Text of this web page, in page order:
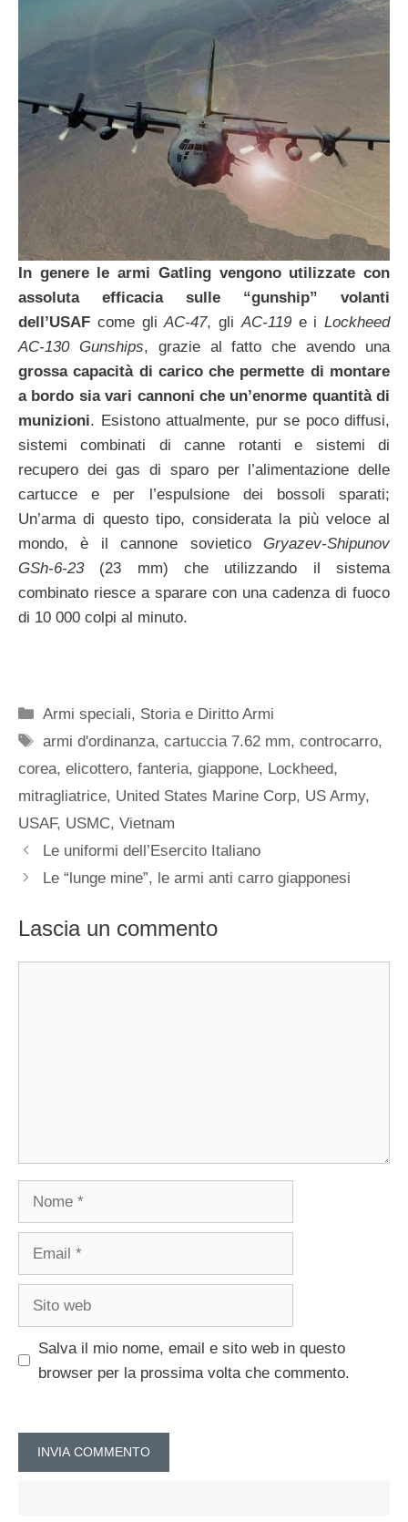
In genere le armi Gatling vengono utilizzate con
assoluta efficacia sulle “gunship” volanti
dell’USAF come gliAC-47, gliAC-119e i Lockheed
AC-130 Gunships, grazie al fatto che avendo una
grossa capacità di carico che permette di montare
a bordo sia vari cannoni che un’enorme quantità di
munizioni. Esistono attualmente, pur se poco diffusi,
sistemi combinati di canne rotanti e sistemi di
recupero dei gas di sparo per l’alimentazione delle
cartucce e per l’espulsione dei bossoli sparati;
Un’arma di questo tipo, considerata la più veloce al
mondo, è il cannone sovietico Gryazev-Shipunov
GSh-6-23(23 mm) che utilizzando il sistema
combinato riesce a sparare con una cadenza di fuoco
di 10 000 colpi al minuto.
Categorie
Armi speciali, Storia e Diritto Armi
Tag
armi d'ordinanza,cartuccia 7.62 mm,controcarro,
corea, elicottero, fanteria, giappone, Lockheed,
mitragliatrice, United States Marine Corp, US Army,
USAF, USMC, Vietnam
Le uniformi dell’Esercito Italiano
Le “lunge mine”, le armi anti carro giapponesi
Lascia un commento
Salva il mio nome, email e sito web in questo
browser per la prossima volta che commento.